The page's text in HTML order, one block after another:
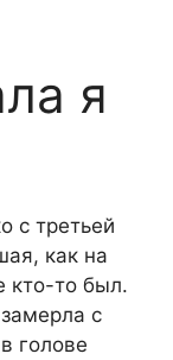
я
с третьей
как на
кто-то был.
с
голове